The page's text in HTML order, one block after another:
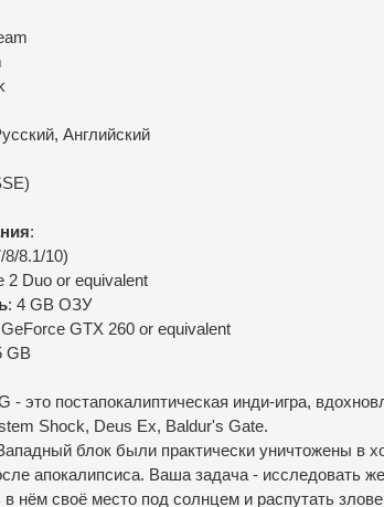
Английский
:
8/8.1/10)
2 Duo or equivalent
: 4 GB ОЗУ
GTX 260 or equivalent
GB
- это постапокалиптическая инди-игра,
Shock, Deus Ex, Baldur's Gate.
блок были практически уничтожены в
апокалипсиса. Ваша задача - исследовать
нём своё место под солнцем и распутать